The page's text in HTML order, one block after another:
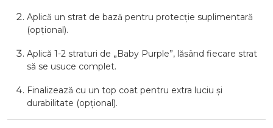
Aplică un strat de bază pentru protecție suplimentară
(opțional).
Aplică 1-2 straturi de „Baby Purple”, lăsând fiecare strat
să se usuce complet.
Finalizează cu un top coat pentru extra luciu și
durabilitate (opțional).